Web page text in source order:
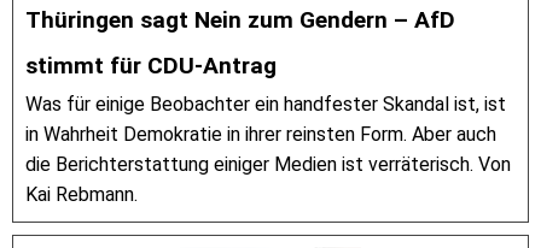
Thüringen sagt Nein zum Gendern – AfD
stimmt für CDU-Antrag
Was für einige Beobachter ein handfester Skandal ist, ist
in Wahrheit Demokratie in ihrer reinsten Form. Aber auch
die Berichterstattung einiger Medien ist verräterisch. Von
Kai Rebmann.